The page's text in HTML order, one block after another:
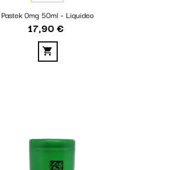
Pastek 0mg 50ml - Liquideo
Prix
17,90 €